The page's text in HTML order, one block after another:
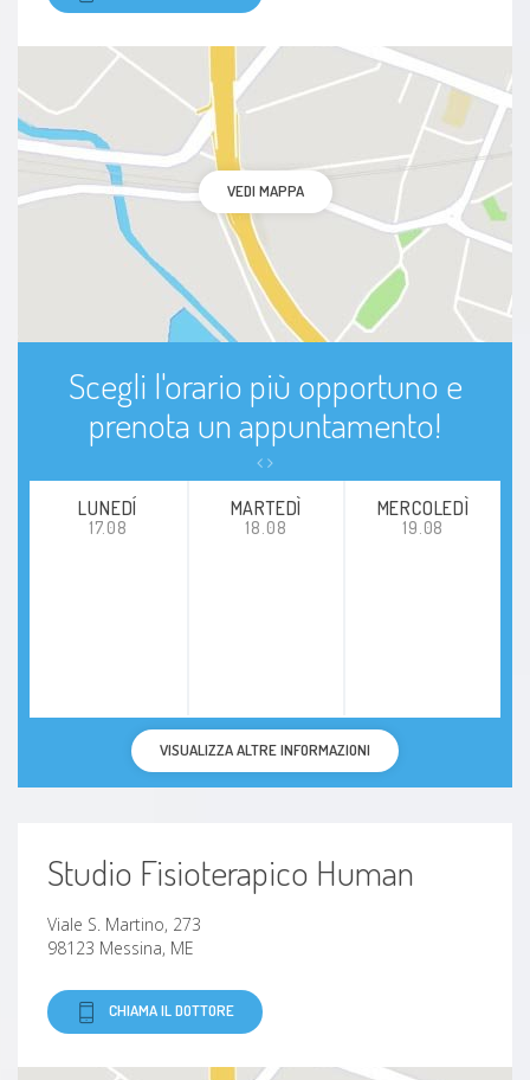
VEDI MAPPA
Scegli l'orario più opportuno e
prenota un appuntamento!
LUNEDÍ
17.08
MARTEDÌ
18.08
MERCOLEDÌ
19.08
VISUALIZZA ALTRE INFORMAZIONI
Studio Fisioterapico Human
Viale S. Martino, 273
98123 Messina, ME
CHIAMA IL DOTTORE